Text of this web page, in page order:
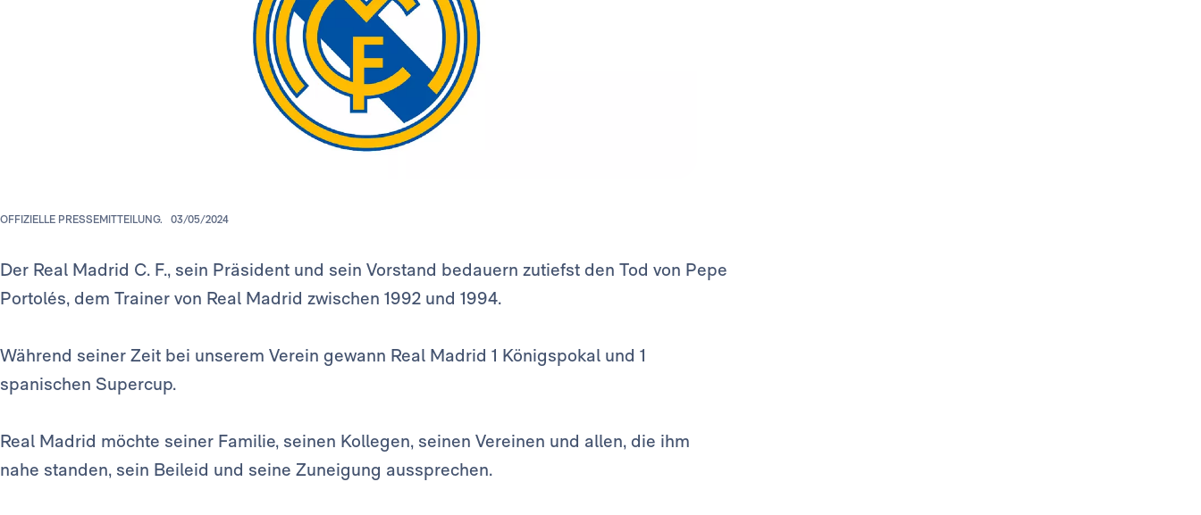
OFFIZIELLE PRESSEMITTEILUNG. 03/05/2024
Der Real Madrid C. F., sein Präsident und sein Vorstand bedauern zutiefst den Tod von Pepe
Portolés, dem Trainer von Real Madrid zwischen 1992 und 1994.
Während seiner Zeit bei unserem Verein gewann Real Madrid 1 Königspokal und 1
spanischen Supercup.
Real Madrid möchte seiner Familie, seinen Kollegen, seinen Vereinen und allen, die ihm
nahe standen, sein Beileid und seine Zuneigung aussprechen.